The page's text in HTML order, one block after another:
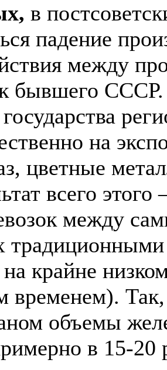
в
падение
между
бывшего
на
цветные
всего
между
крайне
временем).
объемы
в 15-20